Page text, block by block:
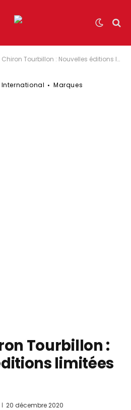
Tourbillon : Nouvelles éditions limitées ! (vidéo)
International Marques
Tourbillon :
limitées
20 décembre 2020